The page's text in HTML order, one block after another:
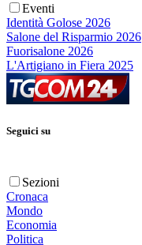
Eventi
Identità Golose 2026
Salone del Risparmio 2026
Fuorisalone 2026
L'Artigiano in Fiera 2025
Seguici su
Sezioni
Cronaca
Mondo
Economia
Politica